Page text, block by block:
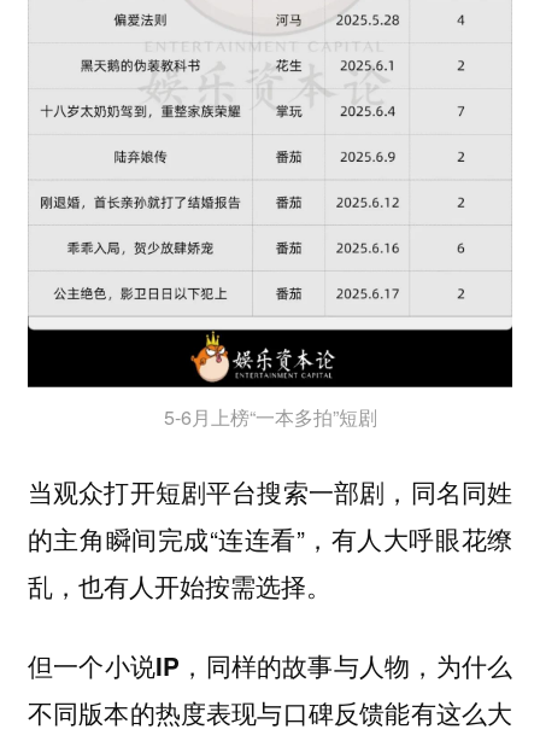
5-6月上榜“一本多拍”短剧
当观众打开短剧平台搜索一部剧，同名同姓
的主角瞬间完成“连连看”，有人大呼眼花缭
乱，也有人开始按需选择。
但一个小说IP，同样的故事与人物，为什么
不同版本的热度表现与口碑反馈能有这么大